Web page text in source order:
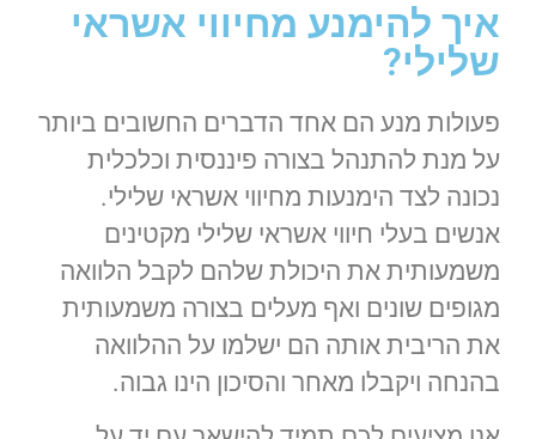
איך להימנע מחיווי אשראי
שלילי?
פעולות מנע הם אחד הדברים החשובים ביותר
על מנת להתנהל בצורה פיננסית וכלכלית
נכונה לצד הימנעות מחיווי אשראי שלילי.
אנשים בעלי חיווי אשראי שלילי מקטינים
משמעותית את היכולת שלהם לקבל הלוואה
מגופים שונים ואף מעלים בצורה משמעותית
את הריבית אותה הם ישלמו על ההלוואה
בהנחה ויקבלו מאחר והסיכון הינו גבוה.